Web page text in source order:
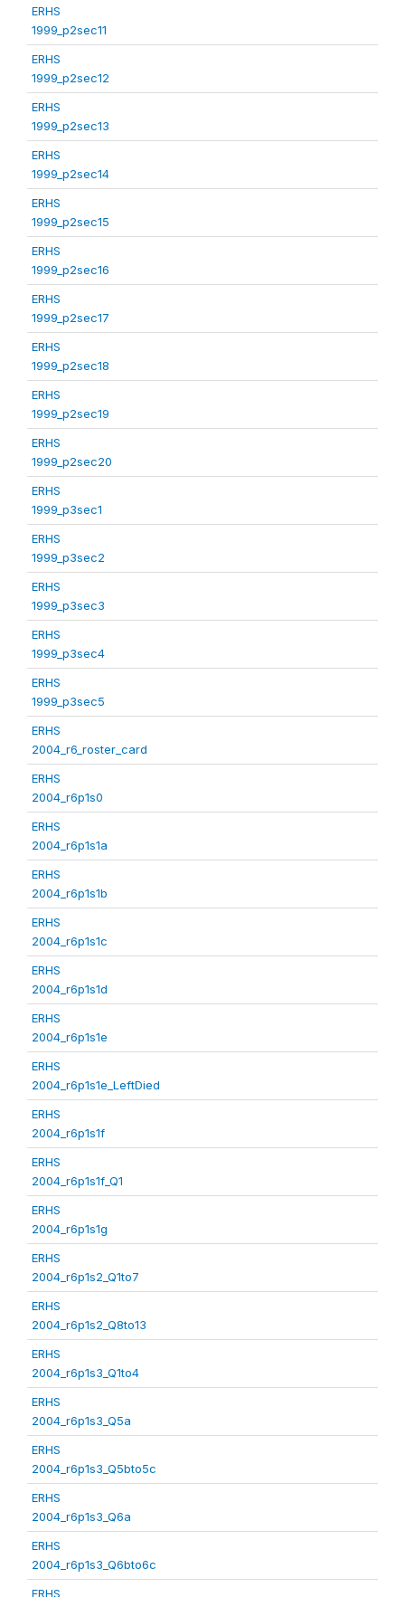
ERHS
1999_p2sec11
ERHS
1999_p2sec12
ERHS
1999_p2sec13
ERHS
1999_p2sec14
ERHS
1999_p2sec15
ERHS
1999_p2sec16
ERHS
1999_p2sec17
ERHS
1999_p2sec18
ERHS
1999_p2sec19
ERHS
1999_p2sec20
ERHS
1999_p3sec1
ERHS
1999_p3sec2
ERHS
1999_p3sec3
ERHS
1999_p3sec4
ERHS
1999_p3sec5
ERHS
2004_r6_roster_card
ERHS
2004_r6p1s0
ERHS
2004_r6p1s1a
ERHS
2004_r6p1s1b
ERHS
2004_r6p1s1c
ERHS
2004_r6p1s1d
ERHS
2004_r6p1s1e
ERHS
2004_r6p1s1e_LeftDied
ERHS
2004_r6p1s1f
ERHS
2004_r6p1s1f_Q1
ERHS
2004_r6p1s1g
ERHS
2004_r6p1s2_Q1to7
ERHS
2004_r6p1s2_Q8to13
ERHS
2004_r6p1s3_Q1to4
ERHS
2004_r6p1s3_Q5a
ERHS
2004_r6p1s3_Q5bto5c
ERHS
2004_r6p1s3_Q6a
ERHS
2004_r6p1s3_Q6bto6c
ERHS